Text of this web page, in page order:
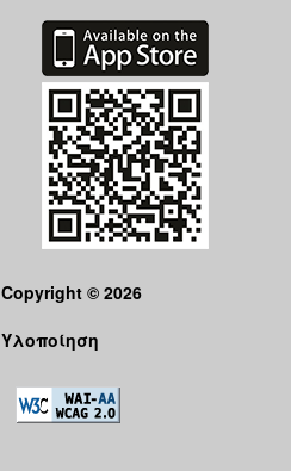
Copyright © 2026
Υλοποίηση